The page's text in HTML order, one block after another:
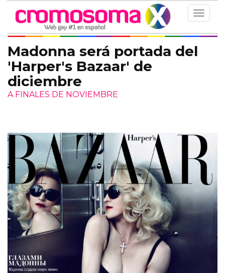
Toggle
Madonna será portada del
'Harper's Bazaar' de
diciembre
A FINALES DE NOVIEMBRE